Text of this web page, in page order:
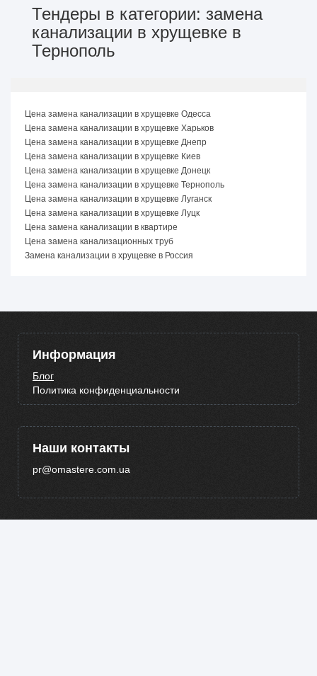
Тендеры в категории: замена
канализации в хрущевке в
Тернополь
Цена замена канализации в хрущевке Одесса
Цена замена канализации в хрущевке Харьков
Цена замена канализации в хрущевке Днепр
Цена замена канализации в хрущевке Киев
Цена замена канализации в хрущевке Донецк
Цена замена канализации в хрущевке Тернополь
Цена замена канализации в хрущевке Луганск
Цена замена канализации в хрущевке Луцк
Цена замена канализации в квартире
Цена замена канализационных труб
Замена канализации в хрущевке в Россия
Информация
Блог
Политика конфиденциальности
Наши контакты
pr@omastere.com.ua